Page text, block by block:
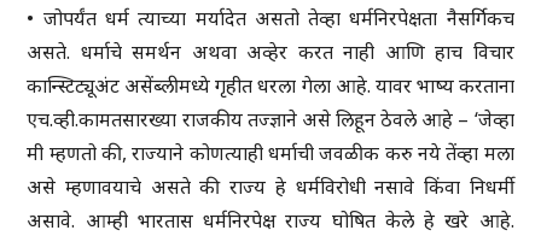
• जोपर्यंत धर्म त्याच्या मर्यादेत असतो तेव्हा धर्मनिरपेक्षता नैसर्गिकच
असते. धर्माचे समर्थन अथवा अव्हेर करत नाही आणि हाच विचार
कान्स्टिट्यूअंट असेंब्लीमध्ये गृहीत धरला गेला आहे. यावर भाष्य करताना
एच.व्ही.कामतसारख्या राजकीय तज्ज्ञाने असे लिहून ठेवले आहे – ‘जेव्हा
मी म्हणतो की, राज्याने कोणत्याही धर्माची जवळीक करु नये तेंव्हा मला
असे म्हणावयाचे असते की राज्य हे धर्मविरोधी नसावे किंवा निधर्मी
असावे. आम्ही भारतास धर्मनिरपेक्ष राज्य घोषित केले हे खरे आहे.